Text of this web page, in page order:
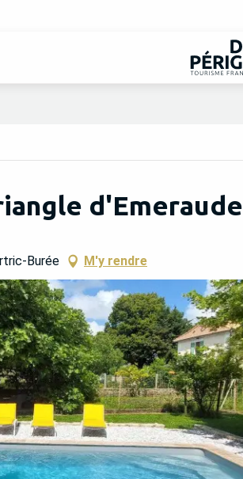
d'Emeraude
Burée M'y rendre